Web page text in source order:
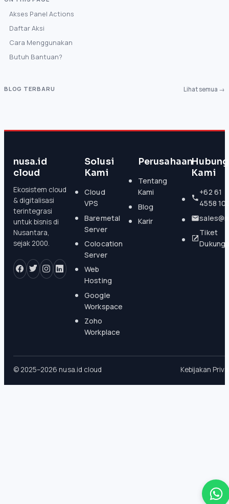
Akses Panel Actions
Daftar Aksi
Cara Menggunakan
Butuh Bantuan?
BLOG TERBARU Lihat semua →
nusa.id
cloud
Ekosistem cloud
& digitalisasi
terintegrasi
untuk bisnis di
Nusantara,
sejak 2000.
Solusi
Kami
Cloud
VPS
Baremetal
Server
Colocation
Server
Web
Hosting
Google
Workspace
Zoho
Workplace
Perusahaan
Tentang
Kami
Blog
Karir
Kami
+62 61
4558
Tiket
© 2025–2026 nusa.id cloud Kebijakan